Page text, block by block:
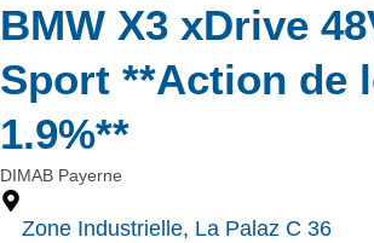
BMW X3 xDrive
Sport **Action de
1.9%**
DIMAB Payerne
Zone Industrielle, La Palaz C 36